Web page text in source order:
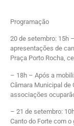
Programação
20 de setembro: 15h
apresentações de
Praça Porto Rocha,
– 18h – Após a
Câmara Municipal de
associações
– 21 de setembro:
Canto do Forte com